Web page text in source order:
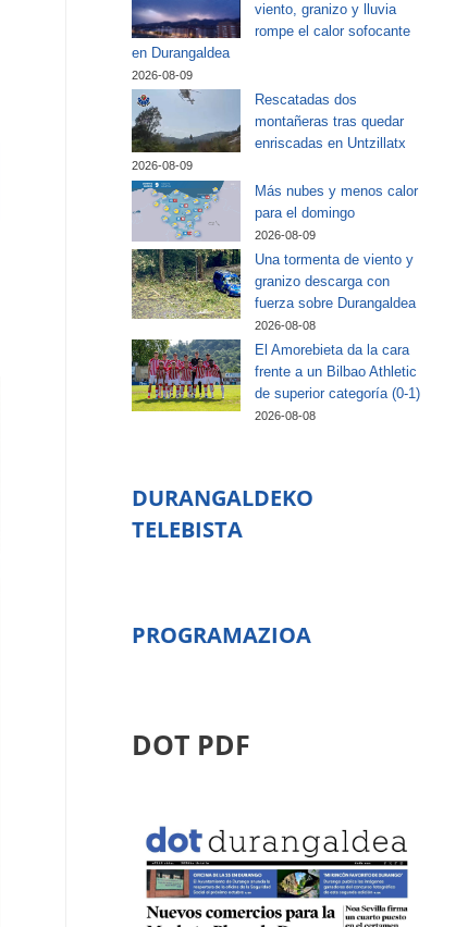
viento, granizo y lluvia
rompe el calor sofocante
en Durangaldea
2026-08-09
Rescatadas dos
montañeras tras quedar
enriscadas en Untzillatx
2026-08-09
Más nubes y menos calor
para el domingo
2026-08-09
Una tormenta de viento y
granizo descarga con
fuerza sobre Durangaldea
2026-08-08
El Amorebieta da la cara
frente a un Bilbao Athletic
de superior categoría (0-1)
2026-08-08
DURANGALDEKO
TELEBISTA
PROGRAMAZIOA
DOT PDF